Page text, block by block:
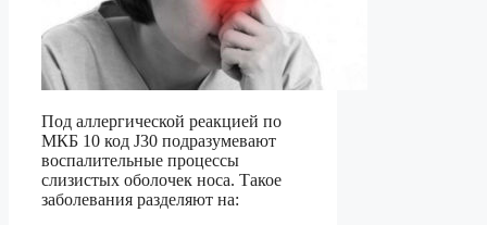
Под аллергической реакцией по
МКБ 10 код J30 подразумевают
воспалительные процессы
слизистых оболочек носа. Такое
заболевания разделяют на: